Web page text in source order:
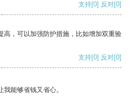
支持[0] 反对[0]
高，可以加强防护措施，比如增加双重验
支持[0] 反对[0]
能够省钱又省心。